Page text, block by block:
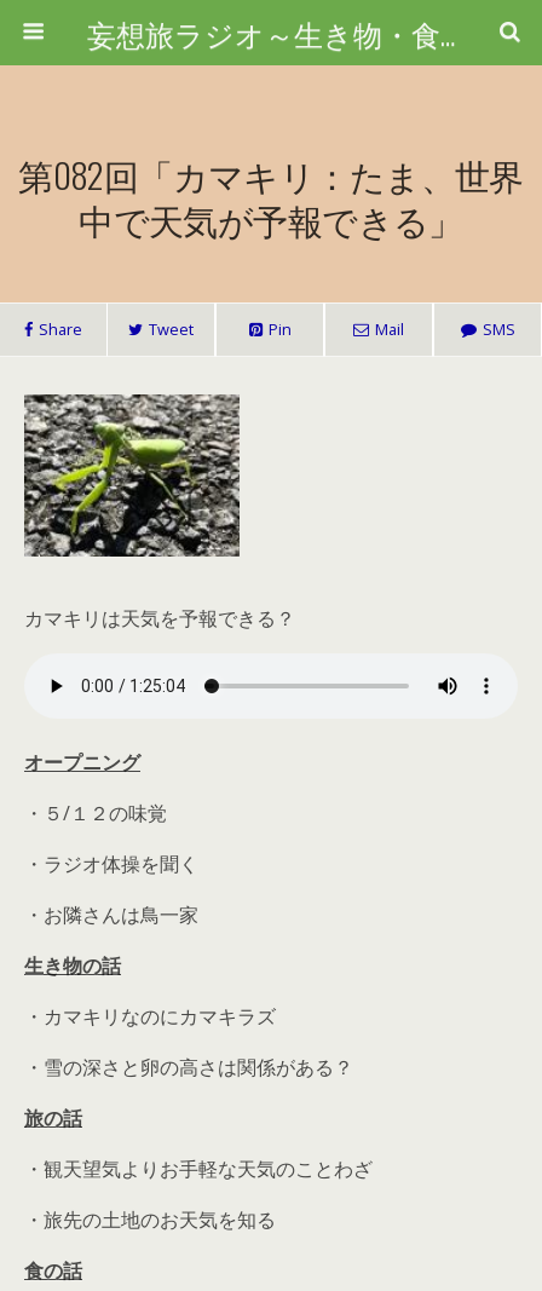
妄想旅ラジオ～生き物・食べ物・調べ物～
第082回「カマキリ：たま、世界
中で天気が予報できる」
Share Tweet Pin Mail SMS
カマキリは天気を予報できる？
オープニング
・５/１２の味覚
・ラジオ体操を聞く
・お隣さんは鳥一家
生き物の話
・カマキリなのにカマキラズ
・雪の深さと卵の高さは関係がある？
旅の話
・観天望気よりお手軽な天気のことわざ
・旅先の土地のお天気を知る
食の話